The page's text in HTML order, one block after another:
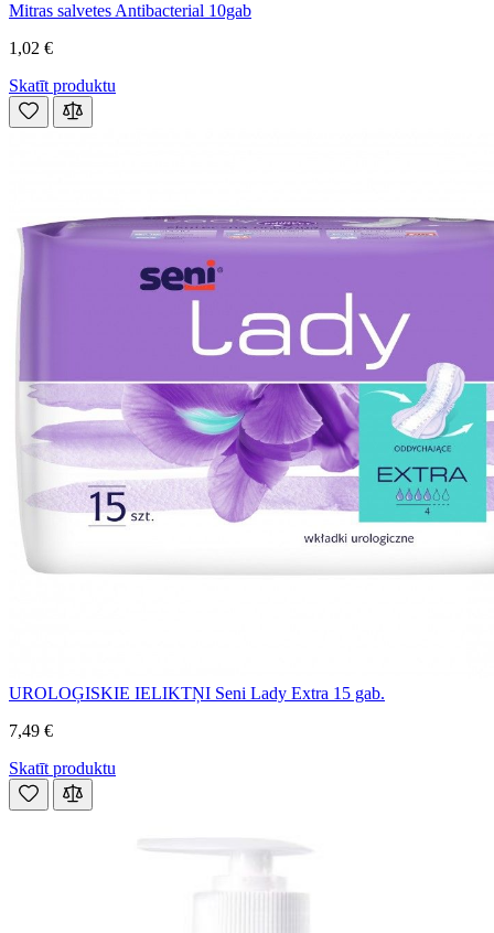
Mitras salvetes Antibacterial 10gab
1,02 €
Skatīt produktu
UROLOĢISKIE IELIKTŅI Seni Lady Extra 15 gab.
7,49 €
Skatīt produktu